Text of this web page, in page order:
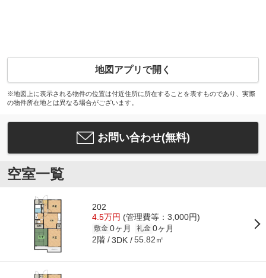
地図アプリで開く
※地図上に表示される物件の位置は付近住所に所在することを表すものであり、実際
の物件所在地とは異なる場合がございます。
お問い合わせ(無料)
空室一覧
202
4.5万円 (管理費等：3,000円)
敷金 0ヶ月 礼金 0ヶ月
2階 3DK 55.82㎡